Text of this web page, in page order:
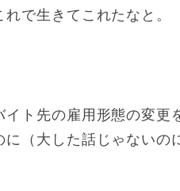
で生きてこれたなと。
ト先の雇用形態の変更
に（大した話じゃないの